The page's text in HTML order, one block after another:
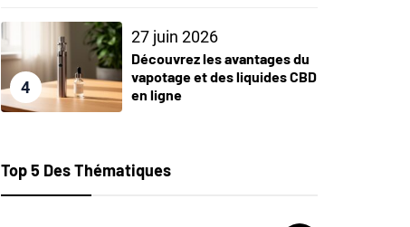
4
27 juin 2026
Découvrez les avantages du
vapotage et des liquides CBD
en ligne
Top 5 Des Thématiques